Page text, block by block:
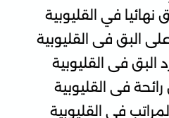
نهائيا في القليوبية
البق فى القليوبية
البق فى القليوبية
فى القليوبية
فى القليوبية